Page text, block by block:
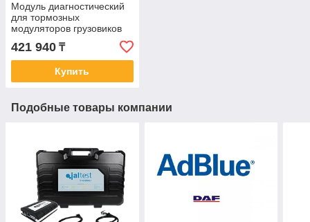
Модуль диагностический
для тормозных
модуляторов грузовиков
Jaltest ETM
421 940 ₸
Купить
Подобные товары компании